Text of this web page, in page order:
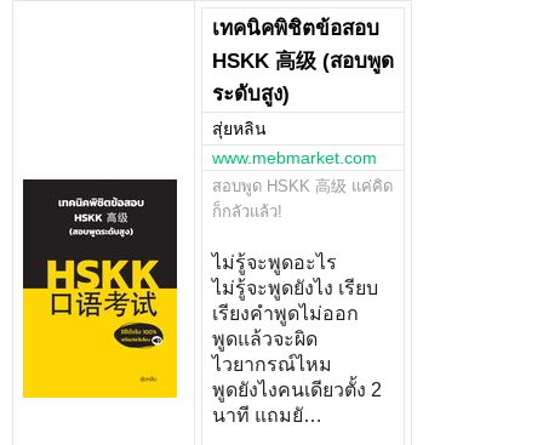
เทคนิคพิชิตข้อสอบ
HSKK 高级 (สอบพูด
ระดับสูง)
สุ่ยหลิน
www.mebmarket.com
สอบพูด HSKK 高级 แค่คิด
ก็กลัวแล้ว!
ไม่รู้จะพูดอะไร
ไม่รู้จะพูดยังไง เรียบ
เรียงคำพูดไม่ออก
พูดแล้วจะผิด
ไวยากรณ์ไหม
พูดยังไงคนเดียวตั้ง 2
นาที แถมยั…